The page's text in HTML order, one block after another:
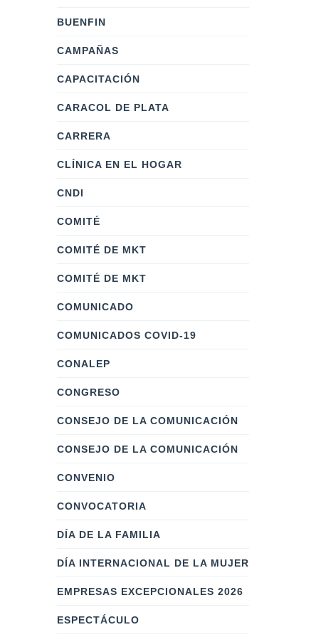
BUENFIN
CAMPAÑAS
CAPACITACIÓN
CARACOL DE PLATA
CARRERA
CLÍNICA EN EL HOGAR
CNDI
COMITÉ
COMITÉ DE MKT
COMITÉ DE MKT
COMUNICADO
COMUNICADOS COVID-19
CONALEP
CONGRESO
CONSEJO DE LA COMUNICACIÓN
CONSEJO DE LA COMUNICACIÓN
CONVENIO
CONVOCATORIA
DÍA DE LA FAMILIA
DÍA INTERNACIONAL DE LA MUJER
EMPRESAS EXCEPCIONALES 2026
ESPECTÁCULO